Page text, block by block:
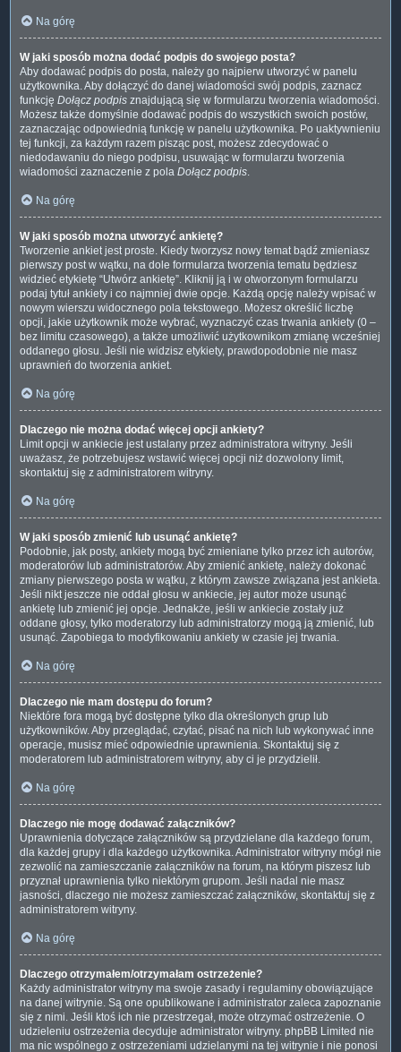
Na górę
W jaki sposób można dodać podpis do swojego posta?
Aby dodawać podpis do posta, należy go najpierw utworzyć w panelu
użytkownika. Aby dołączyć do danej wiadomości swój podpis, zaznacz
funkcję Dołącz podpis znajdującą się w formularzu tworzenia wiadomości.
Możesz także domyślnie dodawać podpis do wszystkich swoich postów,
zaznaczając odpowiednią funkcję w panelu użytkownika. Po uaktywnieniu
tej funkcji, za każdym razem pisząc post, możesz zdecydować o
niedodawaniu do niego podpisu, usuwając w formularzu tworzenia
wiadomości zaznaczenie z pola Dołącz podpis.
Na górę
W jaki sposób można utworzyć ankietę?
Tworzenie ankiet jest proste. Kiedy tworzysz nowy temat bądź zmieniasz
pierwszy post w wątku, na dole formularza tworzenia tematu będziesz
widzieć etykietę “Utwórz ankietę”. Kliknij ją i w otworzonym formularzu
podaj tytuł ankiety i co najmniej dwie opcje. Każdą opcję należy wpisać w
nowym wierszu widocznego pola tekstowego. Możesz określić liczbę
opcji, jakie użytkownik może wybrać, wyznaczyć czas trwania ankiety (0 –
bez limitu czasowego), a także umożliwić użytkownikom zmianę wcześniej
oddanego głosu. Jeśli nie widzisz etykiety, prawdopodobnie nie masz
uprawnień do tworzenia ankiet.
Na górę
Dlaczego nie można dodać więcej opcji ankiety?
Limit opcji w ankiecie jest ustalany przez administratora witryny. Jeśli
uważasz, że potrzebujesz wstawić więcej opcji niż dozwolony limit,
skontaktuj się z administratorem witryny.
Na górę
W jaki sposób zmienić lub usunąć ankietę?
Podobnie, jak posty, ankiety mogą być zmieniane tylko przez ich autorów,
moderatorów lub administratorów. Aby zmienić ankietę, należy dokonać
zmiany pierwszego posta w wątku, z którym zawsze związana jest ankieta.
Jeśli nikt jeszcze nie oddał głosu w ankiecie, jej autor może usunąć
ankietę lub zmienić jej opcje. Jednakże, jeśli w ankiecie zostały już
oddane głosy, tylko moderatorzy lub administratorzy mogą ją zmienić, lub
usunąć. Zapobiega to modyfikowaniu ankiety w czasie jej trwania.
Na górę
Dlaczego nie mam dostępu do forum?
Niektóre fora mogą być dostępne tylko dla określonych grup lub
użytkowników. Aby przeglądać, czytać, pisać na nich lub wykonywać inne
operacje, musisz mieć odpowiednie uprawnienia. Skontaktuj się z
moderatorem lub administratorem witryny, aby ci je przydzielił.
Na górę
Dlaczego nie mogę dodawać załączników?
Uprawnienia dotyczące załączników są przydzielane dla każdego forum,
dla każdej grupy i dla każdego użytkownika. Administrator witryny mógł nie
zezwolić na zamieszczanie załączników na forum, na którym piszesz lub
przyznał uprawnienia tylko niektórym grupom. Jeśli nadal nie masz
jasności, dlaczego nie możesz zamieszczać załączników, skontaktuj się z
administratorem witryny.
Na górę
Dlaczego otrzymałem/otrzymałam ostrzeżenie?
Każdy administrator witryny ma swoje zasady i regulaminy obowiązujące
na danej witrynie. Są one opublikowane i administrator zaleca zapoznanie
się z nimi. Jeśli ktoś ich nie przestrzegał, może otrzymać ostrzeżenie. O
udzieleniu ostrzeżenia decyduje administrator witryny. phpBB Limited nie
ma nic wspólnego z ostrzeżeniami udzielanymi na tej witrynie i nie ponosi